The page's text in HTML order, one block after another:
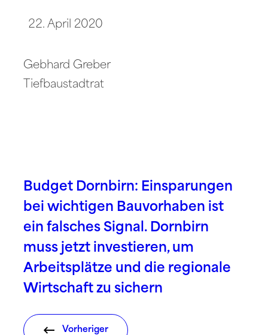
April 2020
Gebhard Greber
Tiefbaustadtrat
Budget Dornbirn: Einsparungen
bei wichtigen Bauvorhaben ist
ein falsches Signal. Dornbirn
muss jetzt investieren, um
Arbeitsplätze und die regionale
Wirtschaft zu sichern
Vorheriger